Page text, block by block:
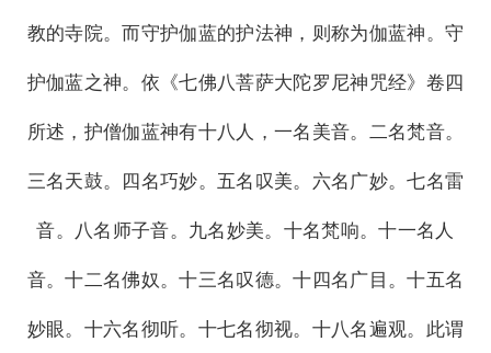
教的寺院。而守护伽蓝的护法神，则称为伽蓝神。守
护伽蓝之神。依《七佛八菩萨大陀罗尼神咒经》卷四
所述，护僧伽蓝神有十八人，一名美音。二名梵音。
三名天鼓。四名巧妙。五名叹美。六名广妙。七名雷
音。八名师子音。九名妙美。十名梵响。十一名人
音。十二名佛奴。十三名叹德。十四名广目。十五名
妙眼。十六名彻听。十七名彻视。十八名遍观。此谓